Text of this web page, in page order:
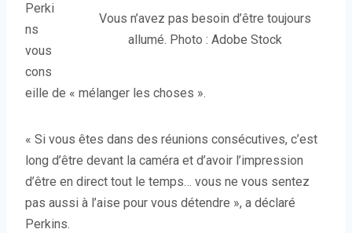
Vous n’avez pas besoin d’être toujours
allumé. Photo : Adobe Stock
Perki
ns
vous
cons
eille de « mélanger les choses ».
« Si vous êtes dans des réunions consécutives, c’est
long d’être devant la caméra et d’avoir l’impression
d’être en direct tout le temps… vous ne vous sentez
pas aussi à l’aise pour vous détendre », a déclaré
Perkins.